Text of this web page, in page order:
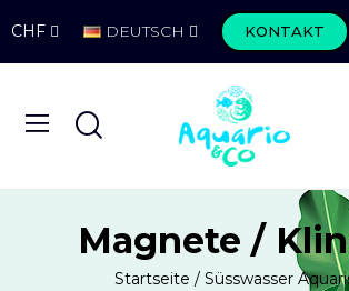
CHF DEUTSCH KONTAKT
Magnete /
Startseite
Süsswasser